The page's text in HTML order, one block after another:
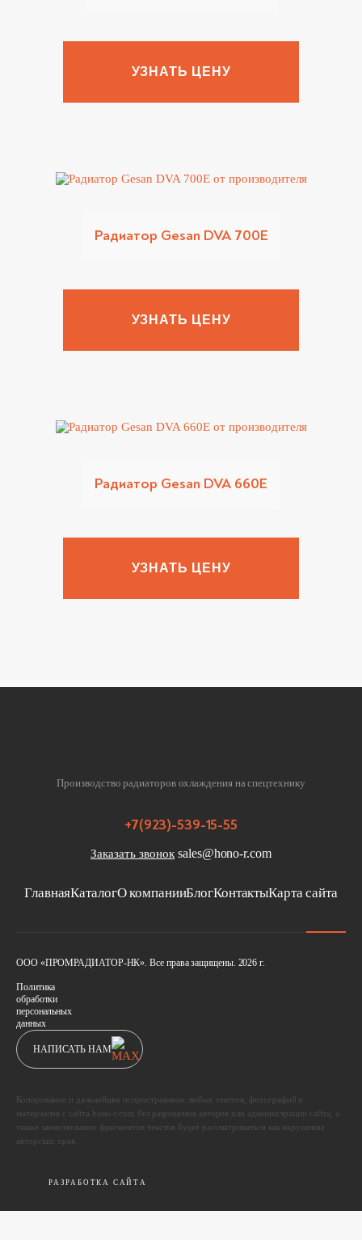
УЗНАТЬ ЦЕНУ
Радиатор Gesan DVA 700E
УЗНАТЬ ЦЕНУ
Радиатор Gesan DVA 660E
УЗНАТЬ ЦЕНУ
Производство радиаторов охлаждения на спецтехнику
ГлавнаяКаталогО компанииБлогКонтактыКарта сайта
+7(923)-539-15-55
Заказать звонок sales@hono-r.com
ООО «ПРОМРАДИАТОР-НК». Все права защищены. 2026 г.
Политика
обработки
персональных
данных
НАПИСАТЬ НАМ
Копирование и дальнейшее испространение любых текстов, фотографий и
материалов с сайта hono-r.com без разрешения авторов или администрации сайта, а
также заимствование фрагментов текстов будет рассматриваться как нарушение
авторских прав.
РАЗРАБОТКА САЙТА